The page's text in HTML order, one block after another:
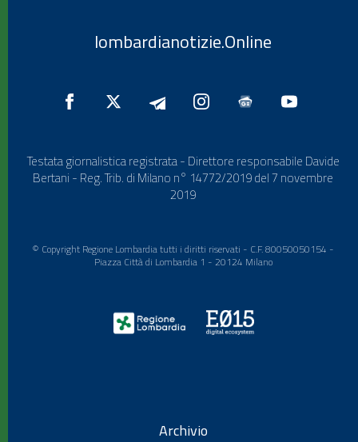
lombardianotizie.Online
Testata giornalistica registrata - Direttore responsabile Davide
Bertani - Reg. Trib. di Milano n° 14772/2019 del 7 novembre
2019
© Copyright Regione Lombardia tutti i diritti riservati - C.F. 80050050154 -
Piazza Città di Lombardia 1 - 20124 Milano
Archivio